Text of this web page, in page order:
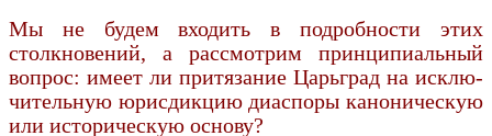
Мы не будем входить в подробности этих
столкновений, а рассмотрим принципиальный
вопрос: имеет ли притязание Царьград на исклю­
чительную юрисдикцию диаспоры каноническую
или историческую основу?